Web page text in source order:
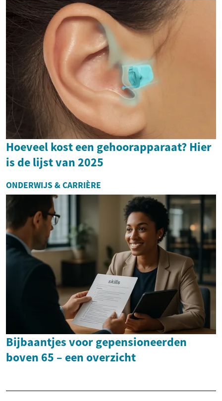
Hoeveel kost een gehoorapparaat? Hier
is de lijst van 2025
ONDERWIJS & CARRIÈRE
Bijbaantjes voor gepensioneerden
boven 65 – een overzicht